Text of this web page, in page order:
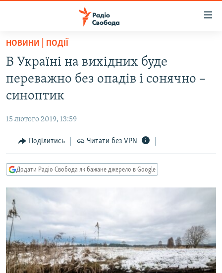
Перейти
основного
матеріалу
Перейти
до
основної
Перейти
до
пошуку
ВСЕ ЗА ДОБУ
СТАТТІ
СУСПІЛЬСТВО
СВІТ
РОСІЙСЬКА «ФІЛЬТРАЦІЯ»
ДОНБАС.РЕАЛІЇ
ТИ ЯК?
СХЕМИ
КИТАЙ.ВИКЛИКИ
МУЛЬТИМЕДІА
ФОТО
СПЕЦПРОЄКТИ
НОВИНИ | ПОДІЇ
В Україні на вихідних буде
переважно без опадів і сонячно –
синоптик
15 лютого 2019, 13:59
Поділитись Читати без VPN
Додати Радіо Свобода як бажане джерело в Google